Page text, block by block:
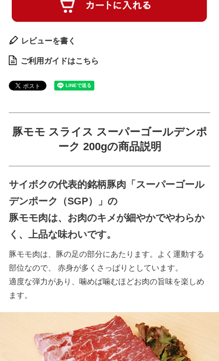
レビューを書く
ご利用ガイドはこちら
豚モモ スライス スーパーゴールデンポ
ーク 200gの商品説明
サイボクの代表的銘柄豚肉「スーパーゴール
デンポーク（SGP）」の
豚モモ肉は、お肉のキメが細やかでやわらか
く、上品な味わいです。
豚モモ肉は、豚の足の部分にあたります。よく運動する
部位なので、 赤身が多くさっぱりとしています。
適度な弾力があり、噛めば噛むほどお肉の旨味を楽しめ
ます。